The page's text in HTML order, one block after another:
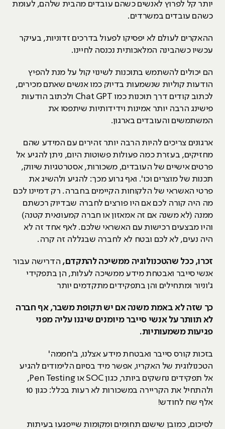
יותר קל לפרוץ לאנשים כשהם עובדים מהבית שלהם, לעומת
כשהם עובדים במשרדים.
ההאקרים לעולם לא יפסיקו לפעול בדרכים זדוניות, בעיקר
עכשיו כשהבינה המלאכותית נכנסה לחיינו.
הם יכולים להשתמש בתוכנות לשינוי קול על מנת להפיץ
הודעות קוליות שנשמעות בדיוק כמו אנשים שאתם מכירים,
לכתוב קודים דרך תוכנות כמו Chat GPT ולכתוב הודעות
פישינג הרבה יותר אמינות וידידותיות שיתפסו את
המשתמשים והעובדים בארגון.
ארגונים צריכים להיות הרבה יותר זהירים עם המידע שהם
מחזיקים, בעזרת כמה פעולות פשוטות היום, ניתן להגיע אל
פרטים אישיים של העובדים, משכורות, אסטרטגיות שיווק,
תכנות של מוצרים וכו'. ואף גרוע מכך: להגיע ולהשיג את
פרטי האשראי של הלקוחות הקיימים בחברה. רק דמיינו לכם
מה היה קורה לכם אם היו פורצים לחברה שבדיוק רכשתם
ממנה (לא משנה אם זה אמאזון או חברה קמעונאית קטנה)
והיו מבצעים רכישות עם האשראי שלכם. לאף אחד זה לא
היה נעים, לא לכם ובטח לא לחברה שבגללה זה קרה.
זכרו, ככל שהטכנולוגיה ממשיכה להתקדם, הדרישה עבור
אנשי סייבר ואבטחת מידע ממשיכה לעלות, הן בתפקידי
ג'וניור ומתחילים והן בתפקידים מתקדמים יותר
כך שזה לא באמת משנה אם יש תקופת משבר, אף חברה
לא תוותר על אנשי סייבר מיומנים שיגנו עליה מפני
פגיעות משמעותיות.
בזכות קורס סייבר ואבטחת מידע אצלנו, ב'חממה'
הטכנולוגית של האקריו, אפשר מיד בסיום הלימודים להגיע
אל תפקידים נחשקים ביותר, כגון SOC או Pen Testing,
ולהתחיל את הקריירה במשכורות לא רעות בכלל: כגון 10
אלף שח לחודש!
לסיכום, כמובן שישנם תחומים ומקומות שייפגעו בעיתות